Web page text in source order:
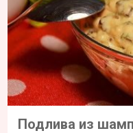
Подлива из